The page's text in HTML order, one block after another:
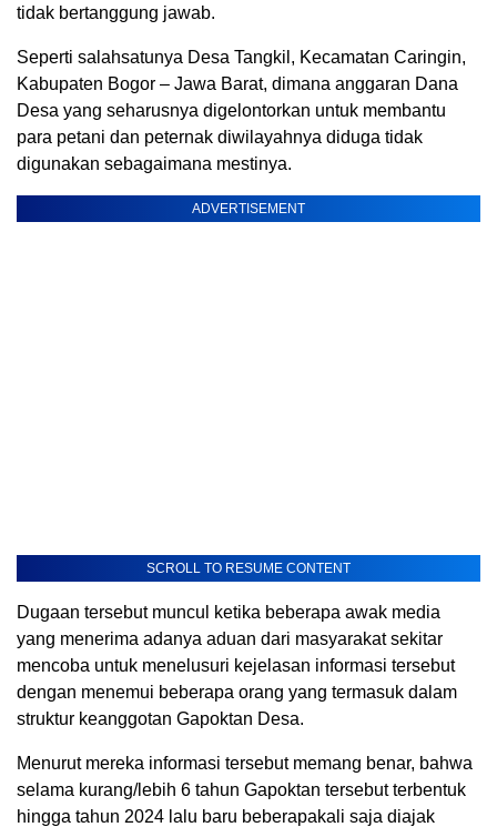
tidak bertanggung jawab.
Seperti salahsatunya Desa Tangkil, Kecamatan Caringin,
Kabupaten Bogor – Jawa Barat, dimana anggaran Dana
Desa yang seharusnya digelontorkan untuk membantu
para petani dan peternak diwilayahnya diduga tidak
digunakan sebagaimana mestinya.
ADVERTISEMENT
SCROLL TO RESUME CONTENT
Dugaan tersebut muncul ketika beberapa awak media
yang menerima adanya aduan dari masyarakat sekitar
mencoba untuk menelusuri kejelasan informasi tersebut
dengan menemui beberapa orang yang termasuk dalam
struktur keanggotan Gapoktan Desa.
Menurut mereka informasi tersebut memang benar, bahwa
selama kurang/lebih 6 tahun Gapoktan tersebut terbentuk
hingga tahun 2024 lalu baru beberapakali saja diajak